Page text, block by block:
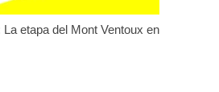
La etapa del Mont Ventoux en